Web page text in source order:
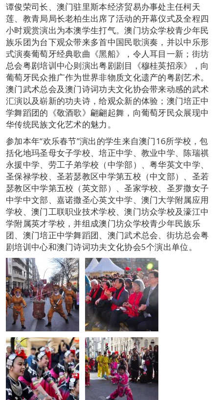
谭俊荣司长、澳门驻里斯本经济贸易办事处主任柯天
莲、教青局局长老柏生出席了活动的开幕仪式及全程四
小时观赏演出为本澳学生打气。澳门坊众学校青少年民
族乐团为台下观众带来多首中国民歌演奏，并以中乐形
式演奏葡萄牙经典歌曲《黑船》，令人耳目一新；街坊
总会粤剧培训中心则演出粤剧剧目《穆桂英招亲》，向
葡萄牙民众推广作为世界非物质文化遗产的粤剧艺术。
澳门武术总会及澳门诗词功夫文化协会带来动感的武术
汇演以及崭新的功夫诗，给观众新的体验；澳门培正中
学舞蹈团的《敬酒歌》翩翩起舞，向葡萄牙民众展现中
华传统民族文化艺术的魅力。
参加本年“欢乐春节”演出的学生来自澳门16所学校，包
括化地玛圣母女子学校、培正中学、教业中学、陈瑞祺
永援中学、劳工子弟学校（中学部）、粤华英文中学、
圣保禄学校、圣若瑟教区中学第五校（中文部）、圣若
瑟教区中学第五校（英文部）、圣家学校、圣罗撒女子
中学中文部、嘉诺撒圣心英文中学、澳门大学附属应用
学校、澳门工联职业技术学校、澳门坊众学校及濠江中
学附属英才学校，并组成澳门坊众学校青少年民族乐
团、澳门培正中学舞蹈团、澳门武术总会、街坊总会粤
剧培训中心和澳门诗词功夫文化协会5个演出单位。